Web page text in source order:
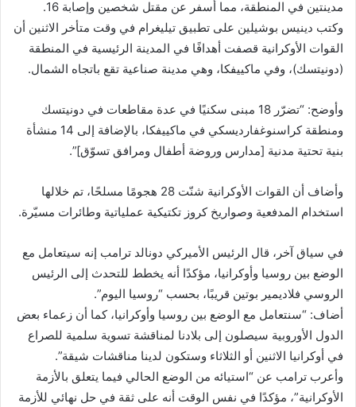
مدينتين في المنطقة، مما أسفر عن مقتل شخصين وإصابة 16.
وكتب دينيس بوشيلين على تطبيق تيليغرام في وقت متأخر الاثنين أن
القوات الأوكرانية قصفت أهدافًا في المدينة الرئيسية في المنطقة
(دونيتسك)، وفي ماكييفكا، وهي مدينة صناعية تقع باتجاه الشمال.
وأوضح: “تضرّر 18 مبنى سكنيًا في عدة مقاطعات في دونيتسك
ومنطقة كراسنوغفارديسكي في ماكييفكا، بالإضافة إلى 14 منشأة
بنية تحتية مدنية [مدارس وروضة أطفال ومرافق تسوّق]”.‏
وأضاف أن القوات الأوكرانية شنّت 28 هجومًا مسلحًا، تم خلالها
استخدام المدفعية وصواريخ كروز تكتيكية عملياتية وطائرات مسيّرة.
في سياق آخر، قال الرئيس الأميركي دونالد ترامب إنه سيتعامل مع
الوضع بين روسيا وأوكرانيا، مؤكدًا أنه يخطط للتحدث إلى الرئيس
الروسي فلاديمير بوتين قريبًا، بحسب “روسيا اليوم”.
أضاف: “سنتعامل مع الوضع بين روسيا وأوكرانيا، كما أن زعماء بعض
الدول الأوروبية سيصلون إلى بلادنا لمناقشة تسوية سلمية للصراع
في أوكرانيا الاثنين أو الثلاثاء وستكون لدينا مناقشات شيقة”.
وأعرب ترامب عن “استيائه من الوضع الحالي فيما يتعلق بالأزمة
الأوكرانية”، مؤكدًا في نفس الوقت أنه على ثقة في حل نهائي للأزمة